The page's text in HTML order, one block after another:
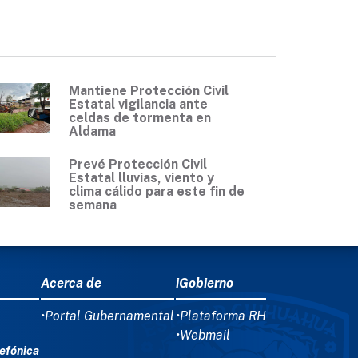
Mantiene Protección Civil
Estatal vigilancia ante
celdas de tormenta en
Aldama
Prevé Protección Civil
Estatal lluvias, viento y
clima cálido para este fin de
semana
Acerca de
•Portal Gubernamental
iGobierno
•Plataforma RH
•Webmail